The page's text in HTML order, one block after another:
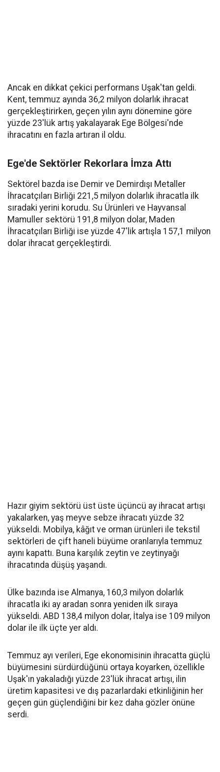
Ancak en dikkat çekici performans Uşak'tan geldi.
Kent, temmuz ayında 36,2 milyon dolarlık ihracat
gerçekleştirirken, geçen yılın aynı dönemine göre
yüzde 23'lük artış yakalayarak Ege Bölgesi'nde
ihracatını en fazla artıran il oldu.
Ege'de Sektörler Rekorlara İmza Attı
Sektörel bazda ise Demir ve Demirdışı Metaller
İhracatçıları Birliği 221,5 milyon dolarlık ihracatla ilk
sıradaki yerini korudu. Su Ürünleri ve Hayvansal
Mamuller sektörü 191,8 milyon dolar, Maden
İhracatçıları Birliği ise yüzde 47'lik artışla 157,1 milyon
dolar ihracat gerçekleştirdi.
Hazır giyim sektörü üst üste üçüncü ay ihracat artışı
yakalarken, yaş meyve sebze ihracatı yüzde 32
yükseldi. Mobilya, kâğıt ve orman ürünleri ile tekstil
sektörleri de çift haneli büyüme oranlarıyla temmuz
ayını kapattı. Buna karşılık zeytin ve zeytinyağı
ihracatında düşüş yaşandı.
Ülke bazında ise Almanya, 160,3 milyon dolarlık
ihracatla iki ay aradan sonra yeniden ilk sıraya
yükseldi. ABD 138,4 milyon dolar, İtalya ise 109 milyon
dolar ile ilk üçte yer aldı.
Temmuz ayı verileri, Ege ekonomisinin ihracatta güçlü
büyümesini sürdürdüğünü ortaya koyarken, özellikle
Uşak'ın yakaladığı yüzde 23'lük ihracat artışı, ilin
üretim kapasitesi ve dış pazarlardaki etkinliğinin her
geçen gün güçlendiğini bir kez daha gözler önüne
serdi.